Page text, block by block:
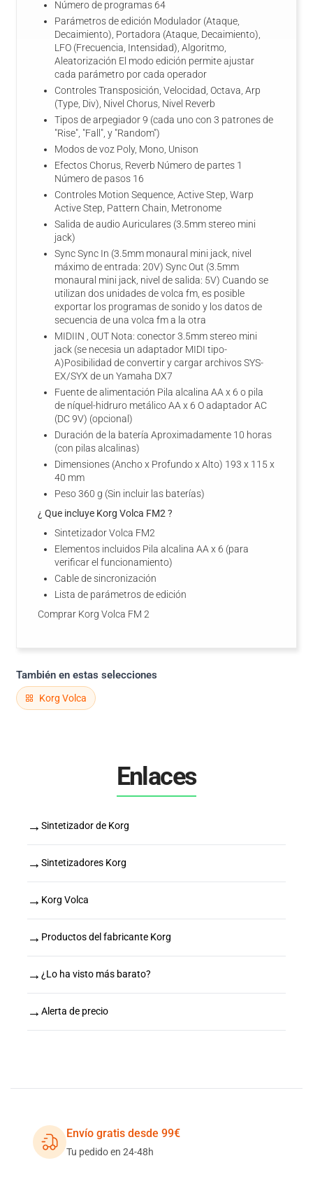
Número de programas 64
Parámetros de edición Modulador (Ataque,
Decaimiento), Portadora (Ataque, Decaimiento),
LFO (Frecuencia, Intensidad), Algoritmo,
Aleatorización El modo edición permite ajustar
cada parámetro por cada operador
Controles Transposición, Velocidad, Octava, Arp
(Type, Div), Nivel Chorus, Nivel Reverb
Tipos de arpegiador 9 (cada uno con 3 patrones de
"Rise", "Fall", y "Random")
Modos de voz Poly, Mono, Unison
Efectos Chorus, Reverb Número de partes 1
Número de pasos 16
Controles Motion Sequence, Active Step, Warp
Active Step, Pattern Chain, Metronome
Salida de audio Auriculares (3.5mm stereo mini
jack)
Sync Sync In (3.5mm monaural mini jack, nivel
máximo de entrada: 20V) Sync Out (3.5mm
monaural mini jack, nivel de salida: 5V) Cuando se
utilizan dos unidades de volca fm, es posible
exportar los programas de sonido y los datos de
secuencia de una volca fm a la otra
MIDIIN , OUT Nota: conector 3.5mm stereo mini
jack (se necesia un adaptador MIDI tipo-
A)Posibilidad de convertir y cargar archivos SYS-
EX/SYX de un Yamaha DX7
Fuente de alimentación Pila alcalina AA x 6 o pila
de níquel-hidruro metálico AA x 6 O adaptador AC
(DC 9V) (opcional)
Duración de la batería Aproximadamente 10 horas
(con pilas alcalinas)
Dimensiones (Ancho x Profundo x Alto) 193 x 115 x
40 mm
Peso 360 g (Sin incluir las baterías)
¿ Que incluye Korg Volca FM2 ?
Sintetizador Volca FM2
Elementos incluidos Pila alcalina AA x 6 (para
verificar el funcionamiento)
Cable de sincronización
Lista de parámetros de edición
Comprar Korg Volca FM 2
También en estas selecciones
Korg Volca
Enlaces
→ Sintetizador de Korg
→ Sintetizadores Korg
→ Korg Volca
→ Productos del fabricante Korg
→ ¿Lo ha visto más barato?
→ Alerta de precio
Envío gratis desde 99€
Tu pedido en 24-48h